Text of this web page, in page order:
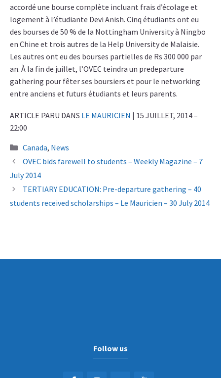
accordé une bourse complète incluant frais d’écolage et
logement à l’étudiante Devi Anish. Cinq étudiants ont eu
des bourses de 50 % de la Nottingham University à Ningbo
en Chine et trois autres de la Help University de Malaisie.
Les autres ont eu des bourses partielles de Rs 300 000 par
an. À la fin de juillet, l’OVEC teindra un predeparture
gathering pour fêter ses boursiers et pour le networking
entre anciens et futurs étudiants et leurs parents.
ARTICLE PARU DANS LE MAURICIEN | 15 JUILLET, 2014 –
22:00
Categories
Canada, News
OVEC bids farewell to students – Weekly Magazine – 7
July 2014
TERTIARY EDUCATION: Pre-departure gathering – 40
students received scholarships – Le Mauricien – 30 July 2014
Follow us